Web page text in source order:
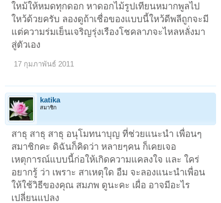
ใหม้ให้หมดทุกดอก หาดอกไม้รูปเทียนหมากพูลไป
ใหว้ด้วยครับ ลองดูถ้าเชื่อของแบบนี้ใหว้ดีพลีถูกจะมี
แต่ความร่มเย็นเจริญรุ่งเรืองโชคลาภจะไหลหลั่งมา
สู่ตัวเอง
17 กุมภาพันธ์ 2011
katika
สมาชิก
สาธุ สาธุ สาธุ อนุโมทนาบุญ ที่ช่วยแนะนำ เพื่อนๆ
สมาชิกคะ ดิฉันก็คิดว่า หลายๆคน ก็เคยเจอ
เหตุการณ์แบบนี้ก่อให้เกิดความแคลงใจ และ ใคร่
อยากรู้ ว่า เพราะ สาเหตุใด อืม จะลองแนะนำเพื่อน
ให้ใช้วิธีของคุณ สมภพ ดูนะคะ เผื่อ อาจมีอะไร
เปลี่ยนแปลง